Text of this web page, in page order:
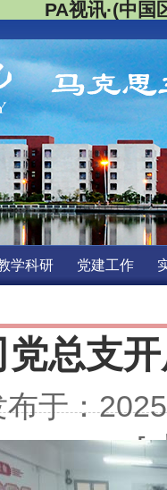
PA视讯·(中
学科研 党建工作
党总支
于：
[